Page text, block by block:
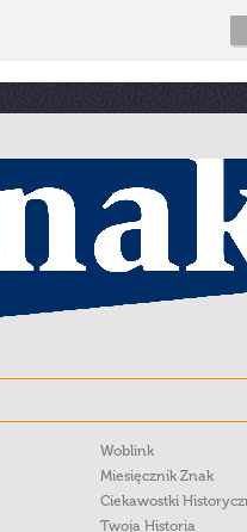
Woblink
Miesięcznik Znak
Ciekawostki
Twoja Historia